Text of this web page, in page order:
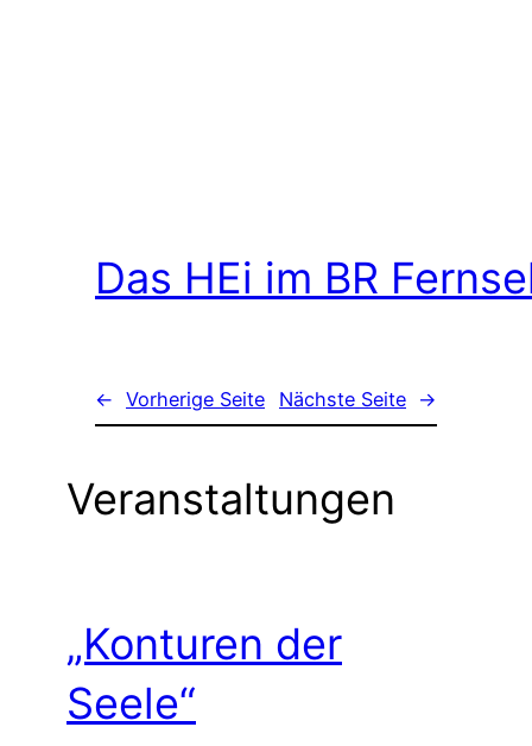
Das HEi im BR
← Vorherige Seite Nächste Seite →
Veranstaltungen
„Konturen der
Seele“